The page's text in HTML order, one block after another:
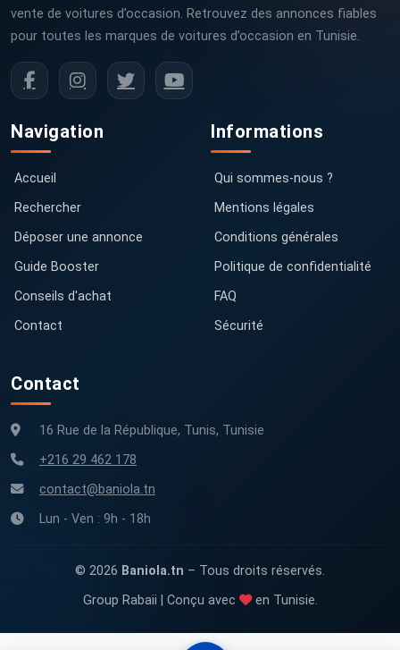
vente de voitures d’occasion. Retrouvez des annonces fiables
pour toutes les marques de voitures d’occasion en Tunisie.
Navigation
Accueil
Rechercher
Déposer une annonce
Guide Booster
Conseils d'achat
Contact
Informations
Qui sommes-nous ?
Mentions légales
Conditions générales
Politique de confidentialité
FAQ
Sécurité
Contact
16 Rue de la République, Tunis, Tunisie
+216 29 462 178
contact@baniola.tn
Lun - Ven : 9h - 18h
© 2026 Baniola.tn – Tous droits réservés.
Group Rabaii | Conçu avec
en Tunisie.